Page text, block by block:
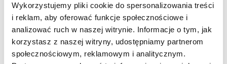
Wykorzystujemy pliki cookie do spersonalizowania treści
i reklam, aby oferować funkcje społecznościowe i
analizować ruch w naszej witrynie. Informacje o tym, jak
korzystasz z naszej witryny, udostępniamy partnerom
społecznościowym, reklamowym i analitycznym.
mini wykład
studium przypadku
ćwiczenia indywidualne i grupowe
dyskusje